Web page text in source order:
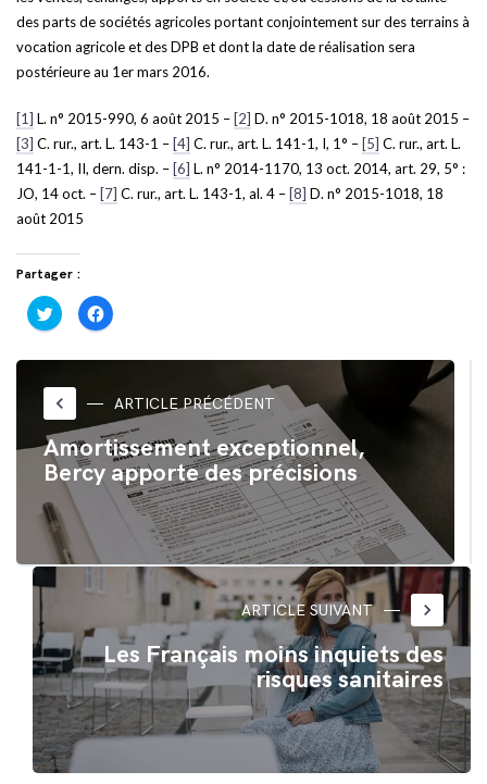
des parts de sociétés agricoles portant conjointement sur des terrains à
vocation agricole et des DPB et dont la date de réalisation sera
postérieure au 1er mars 2016.
[1] L. n° 2015-990, 6 août 2015 – [2] D. n° 2015-1018, 18 août 2015 –
[3] C. rur., art. L. 143-1 – [4] C. rur., art. L. 141-1, I, 1° – [5] C. rur., art. L.
141-1-1, II, dern. disp. – [6] L. n° 2014-1170, 13 oct. 2014, art. 29, 5° :
JO, 14 oct. – [7] C. rur., art. L. 143-1, al. 4 – [8] D. n° 2015-1018, 18
août 2015
Partager :
Cliquez
pour
partager
Twitter(ouvre
une
nouvelle
fenêtre)
Cliquez
pour
partager
Facebook(ouvre
nouvelle
fenêtre)
keyboard_arrow_left ARTICLE PRÉCÉDENT
Amortissement exceptionnel,
Bercy apporte des précisions
ARTICLE SUIVANT keyboard_arrow_right
Les Français moins inquiets des
risques sanitaires